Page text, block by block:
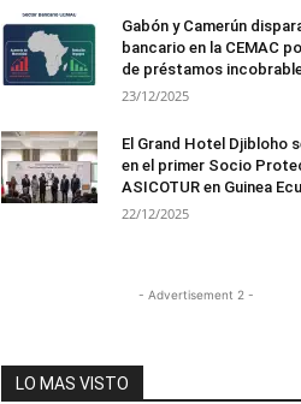
Gabón y Camerún
bancario en la CEMAC
de préstamos
23/12/2025
El Grand Hotel Djibloho
en el primer Socio
ASICOTUR en Guinea
22/12/2025
- Advertisement 2 -
LO MAS VISTO